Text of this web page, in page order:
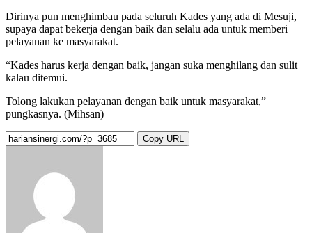
Dirinya pun menghimbau pada seluruh Kades yang ada di Mesuji,
supaya dapat bekerja dengan baik dan selalu ada untuk memberi
pelayanan ke masyarakat.
“Kades harus kerja dengan baik, jangan suka menghilang dan sulit
kalau ditemui.
Tolong lakukan pelayanan dengan baik untuk masyarakat,”
pungkasnya. (Mihsan)
Copy URL